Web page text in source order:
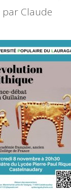
par Claude